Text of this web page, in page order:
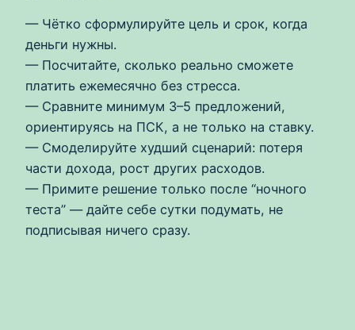
— Чётко сформулируйте цель и срок, когда
деньги нужны.
— Посчитайте, сколько реально сможете
платить ежемесячно без стресса.
— Сравните минимум 3–5 предложений,
ориентируясь на ПСК, а не только на ставку.
— Смоделируйте худший сценарий: потеря
части дохода, рост других расходов.
— Примите решение только после “ночного
теста” — дайте себе сутки подумать, не
подписывая ничего сразу.